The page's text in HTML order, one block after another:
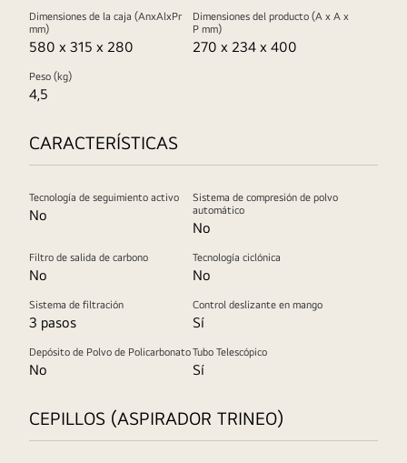
Dimensiones de la caja (AnxAlxPr
mm)
580 x 315 x 280
Dimensiones del producto (A x A x
P mm)
270 x 234 x 400
Peso (kg)
4,5
CARACTERÍSTICAS
Tecnología de seguimiento activo
No
Sistema de compresión de polvo
automático
No
Filtro de salida de carbono
No
Tecnología ciclónica
No
Sistema de filtración
3 pasos
Control deslizante en mango
Sí
Depósito de Polvo de Policarbonato
No
Tubo Telescópico
Sí
CEPILLOS (ASPIRADOR TRINEO)